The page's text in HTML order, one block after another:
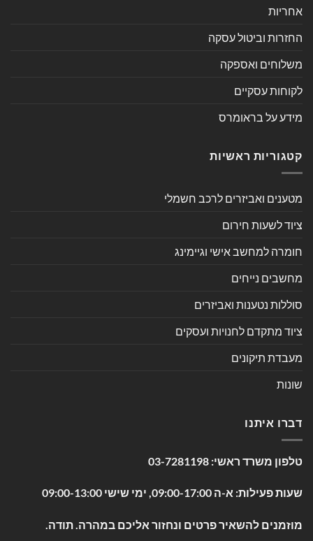
אחריות
החזרות וביטול עסקה
משלוחים ואספקה
לקוחות עסקיים
מידע על בראומרס
קטגוריות ראשיות
מטענים ואביזרים לרכב חשמלי
ציוד לשעות חירום
חומרה למחשב אישי וגיימינג
מחשבים נייחים
סוללות נטענות ואביזרים
ציוד מתקדם לחנויות ועסקים
מעבדת תיקונים
שונות
דברו איתנו
טלפון משרד ראשי: 03-7281198
שעות פעילות: א-ה 09:00-17:00, ימי שישי 09:00-13:00
מוזמנים להשאיר פרטים ונחזור אליכם במהרה. תודה.